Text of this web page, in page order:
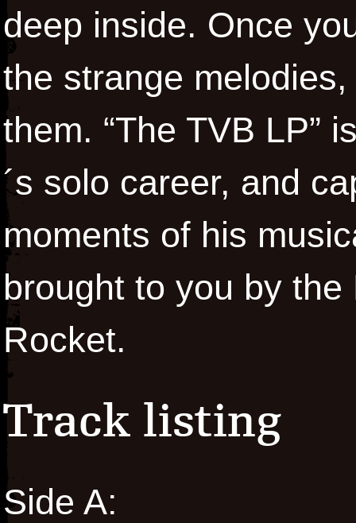
deep inside. Once
the strange
them. “The TVB LP”
´s solo career, and
moments of his
brought to you by
Rocket.
Track listing
Side A: